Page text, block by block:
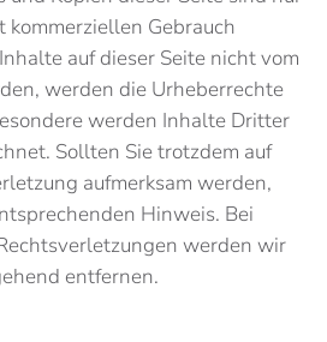
Gebrauch
auf dieser Seite nicht vom
werden die Urheberrechte
werden Inhalte Dritter
Sollten Sie trotzdem auf
aufmerksam werden,
Hinweis. Bei
werden wir
entfernen.